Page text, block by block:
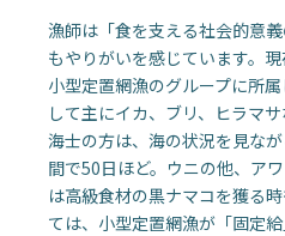
漁師は「食を支える社会的意
もやりがいを感じています。
小型定置網漁のグループに所
して主にイカ、ブリ、ヒラマ
海士の方は、海の状況を見な
間で50日ほど。ウニの他、ア
は高級食材の黒ナマコを獲る
ては、小型定置網漁が「固定